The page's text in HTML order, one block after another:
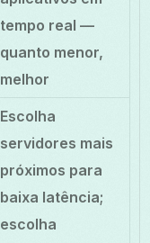
tempo real —
quanto menor,
melhor
Escolha
servidores mais
próximos para
baixa latência;
escolha